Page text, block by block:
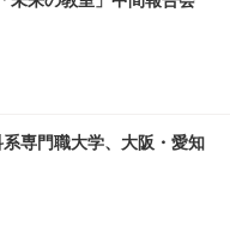
専門職大学、大阪・愛知